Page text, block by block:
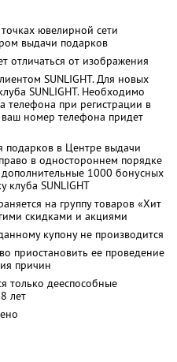
ювелирной сети
выдачи подарков
от изображения
SUNLIGHT. Для новых
SUNLIGHT. Необходимо
телефона при регистрации в
номер телефона придет
подарков в Центре выдачи
в одностороннем порядке
1000 бонусных
клуба SUNLIGHT
на группу товаров «Хит
скидками и акциями
купону не производится
приостановить ее проведение
причин
только дееспособные
лет